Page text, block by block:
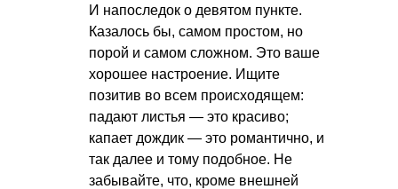
И напоследок о девятом пункте.
Казалось бы, самом простом, но
порой и самом сложном. Это ваше
хорошее настроение. Ищите
позитив во всем происходящем:
падают листья — это красиво;
капает дождик — это романтично, и
так далее и тому подобное. Не
забывайте, что, кроме внешней